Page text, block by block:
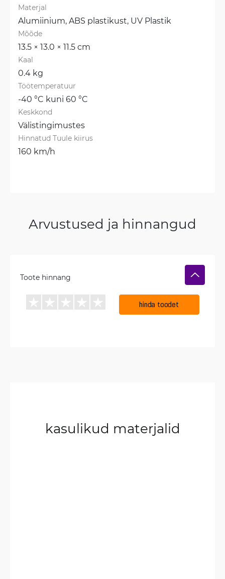
Materjal
Alumiinium, ABS plastikust, UV Plastik
Mõõde
13.5 × 13.0 × 11.5 cm
Kaal
0.4 kg
Töötemperatuur
-40 °C kuni 60 °C
Keskkond
Välistingimustes
Hinnatud Tuule kiirus
160 km/h
Arvustused ja hinnangud
Toote hinnang
hinda toodet
kasulikud materjalid